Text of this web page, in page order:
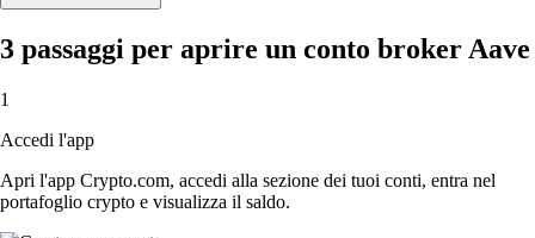
3 passaggi per aprire un conto broker Aave
1
Accedi l'app
Apri l'app Crypto.com, accedi alla sezione dei tuoi conti, entra nel
portafoglio crypto e visualizza il saldo.